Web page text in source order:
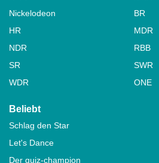
Nickelodeon
BR
HR
MDR
NDR
RBB
SR
SWR
WDR
ONE
Beliebt
Schlag den Star
Let's Dance
Der quiz-champion